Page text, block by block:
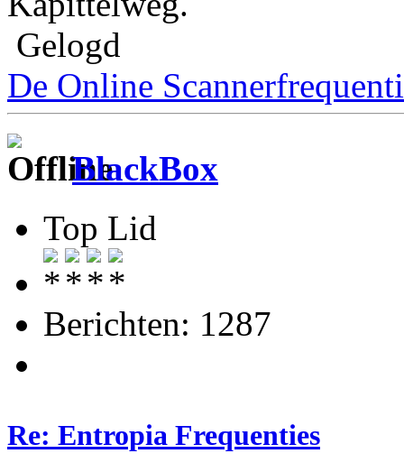
Gelogd
De Online
BlackBox
Top Lid
Berichten: 1287
Re: Entropia Frequenties